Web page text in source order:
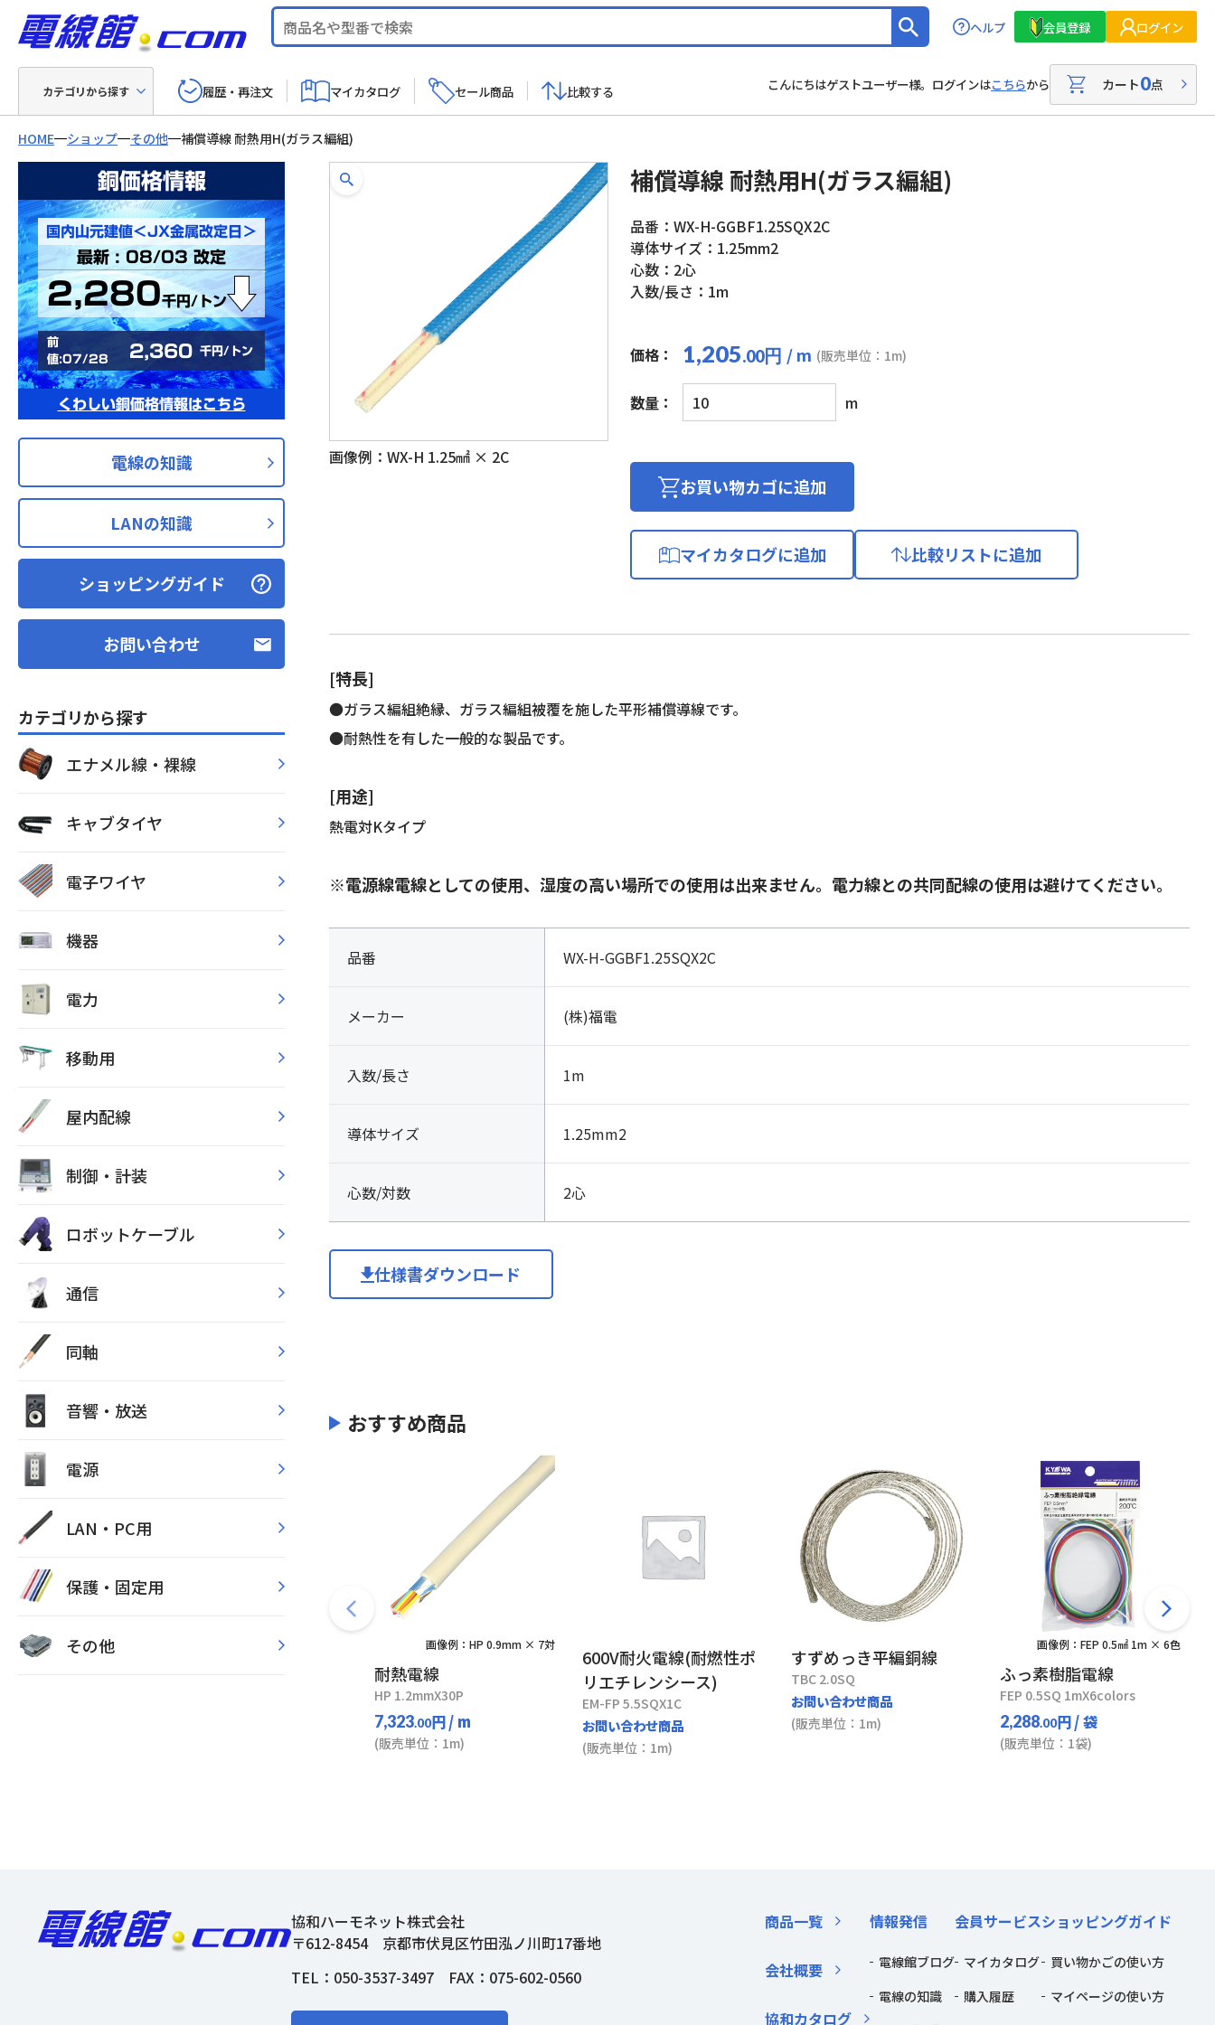
ヘルプ 会員登録 ログイン
カテゴリから探す 履歴・再注文 マイカタログ セール商品 比較する こんにちはゲストユーザー様。ログインはこちらから カート0点
HOME ショップ その他 補償導線 耐熱用H(ガラス編組)
銅価格情報
国内山元建値＜JX金属改定日＞
最新 : 08/03 改定
2,280千円/トン
前
値:07/28
2,360 千円/トン
くわしい銅価格情報はこちら
電線の知識
LANの知識
ショッピングガイド
お問い合わせ
カテゴリから探す
エナメル線・裸線
キャブタイヤ
電子ワイヤ
機器
電力
移動用
屋内配線
制御・計装
ロボットケーブル
通信
同軸
音響・放送
電源
LAN・PC用
保護・固定用
その他
画像例：WX-H 1.25㎟ × 2C
補償導線 耐熱用H(ガラス編組)
品番：WX-H-GGBF1.25SQX2C
導体サイズ：1.25mm2
心数：2心
入数/長さ：1m
価格： 1,205.00円 / m (販売単位：1m)
数量：
補
償
線
H(ガ
組)
m
お買い物カゴに追加
マイカタログに追加 比較リストに追加
[特長]
●ガラス編組絶縁、ガラス編組被覆を施した平形補償導線です。
●耐熱性を有した一般的な製品です。
[用途]
熱電対Kタイプ
※電源線電線としての使用、湿度の高い場所での使用は出来ません。電力線との共同配線の使用は避けてください。
品番 WX-H-GGBF1.25SQX2C
メーカー (株)福電
入数/長さ 1m
導体サイズ 1.25mm2
心数/対数 2心
仕様書ダウンロード
おすすめ商品
画像例：HP 0.9mm × 7対
耐熱電線
HP 1.2mmX30P
7,323.00円/ m
(販売単位：1m)
600V耐火電線(耐燃性ポ
リエチレンシース)
EM-FP 5.5SQX1C
お問い合わせ商品
(販売単位：1m)
すずめっき平編銅線
TBC 2.0SQ
お問い合わせ商品
(販売単位：1m)
画像例：FEP 0.5㎟ 1m × 6色
ふっ素樹脂電線
FEP 0.5SQ 1mX6colors
2,288.00円/ 袋
(販売単位：1袋)
協和ハーモネット株式会社
〒612-8454 京都市伏見区竹田泓ノ川町17番地
TEL： 050-3537-3497 FAX：075-602-0560
商品一覧
会社概要
協和カタログ
情報発信
電線館ブログ
電線の知識
会員サービス
マイカタログ
購入履歴
ショッピングガイド
買い物かごの使い方
マイページの使い方